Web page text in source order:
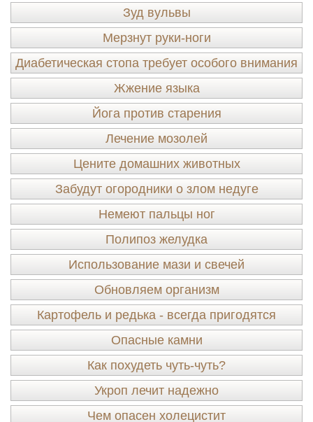
Зуд вульвы
Мерзнут руки-ноги
Диабетическая стопа требует особого внимания
Жжение языка
Йога против старения
Лечение мозолей
Цените домашних животных
Забудут огородники о злом недуге
Немеют пальцы ног
Полипоз желудка
Использование мази и свечей
Обновляем организм
Картофель и редька - всегда пригодятся
Опасные камни
Как похудеть чуть-чуть?
Укроп лечит надежно
Чем опасен холецистит